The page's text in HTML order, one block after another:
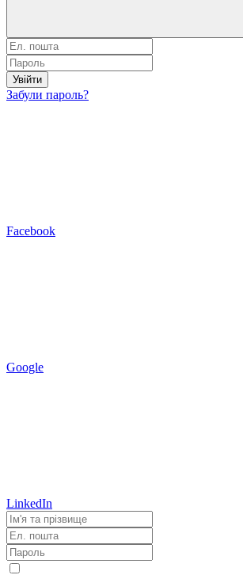
Увійти
Забули пароль?
Facebook
Google
LinkedIn